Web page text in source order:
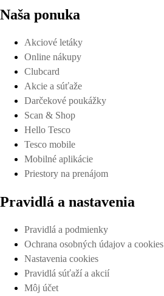
Naša ponuka
Akciové letáky
Online nákupy
Clubcard
Akcie a súťaže
Darčekové poukážky
Scan & Shop
Hello Tesco
Tesco mobile
Mobilné aplikácie
Priestory na prenájom
Pravidlá a nastavenia
Pravidlá a podmienky
Ochrana osobných údajov a cookies
Nastavenia cookies
Pravidlá súťaží a akcií
Môj účet